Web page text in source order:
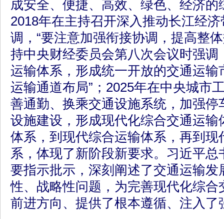
成安全、便捷、高效、绿色、经济的
2018年在主持召开深入推动长江经
调，“要注意加强衔接协调，提高整
持中央财经委员会第八次会议时强调
运输体系，形成统一开放的交通运输
运输通道布局”；2025年在中央城市
善通勤、换乘交通设施系统，加强停
设施建设，形成现代化综合交通运输
体系，到现代综合运输体系，再到现
系，体现了新阶段新要求。习近平
要指示批示，深刻阐述了交通运输发
性、战略性问题，为完善现代化综合
前进方向、提供了根本遵循、注入了